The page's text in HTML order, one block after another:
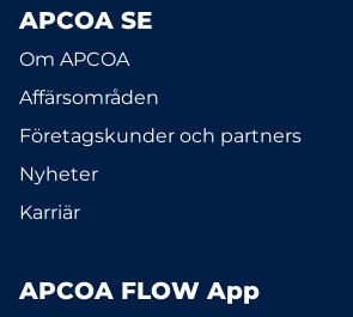
APCOA SE
Om APCOA
Affärsområden
Företagskunder och partners
Nyheter
Karriär
APCOA FLOW App